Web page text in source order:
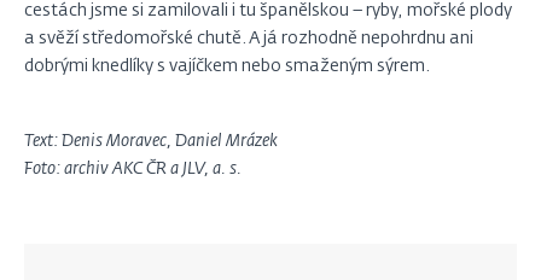
cestách jsme si zamilovali i tu španělskou – ryby, mořské plody
a svěží středomořské chutě. A já rozhodně nepohrdnu ani
dobrými knedlíky s vajíčkem nebo smaženým sýrem.
Text: Denis Moravec, Daniel Mrázek
Foto: archiv AKC ČR a JLV, a. s.